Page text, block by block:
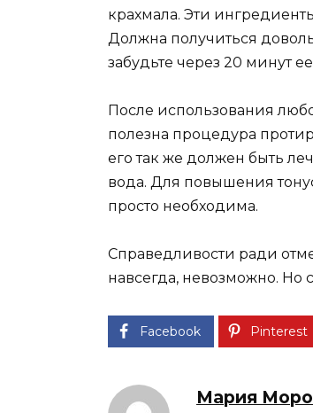
крахмала. Эти
Должна получиться
забудьте через 20 минут
После использования
полезна процедура
его так же должен быть
вода. Для повышения
просто необходима.
Справедливости ради
навсегда, невозможно. Но
Facebook Pinterest
Мария